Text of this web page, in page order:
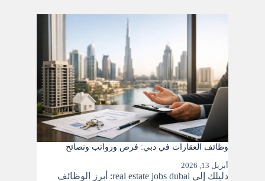
وظائف العقارات في دبي: فرص ورواتب ونصائح
أبريل 13, 2026
دليلك إلى real estate jobs dubai: أبرز الوظائف